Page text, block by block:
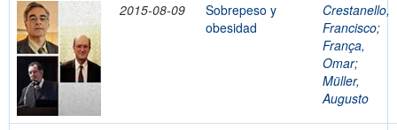
2015-08-09
Sobrepeso y
obesidad
Crestanello,
Francisco;
França,
Omar;
Müller,
Augusto